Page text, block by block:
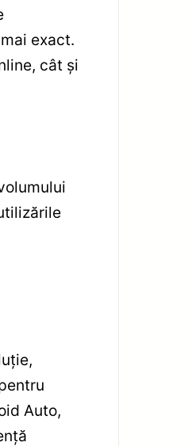
exact.
cât și
Auto,